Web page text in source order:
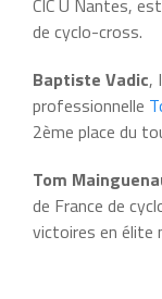
CIC U Nantes,
de cyclo-cross.
Baptiste Vadic,
professionnelle
2ème place du
Tom
de France de
victoires en élite